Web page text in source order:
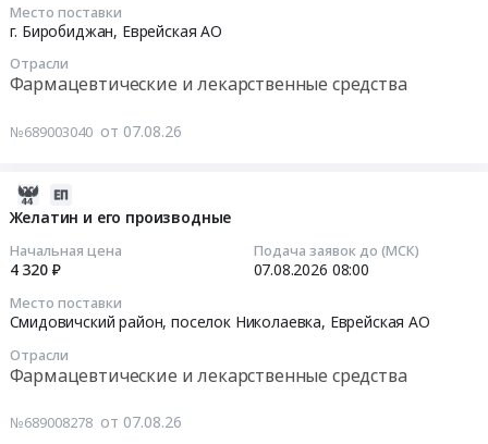
Место поставки
г. Биробиджан, Еврейская АО
Отрасли
Фармацевтические и лекарственные средства
№689003040 от 07.08.26
Желатин и его производные
Начальная цена
4 320 ₽
Подача заявок до (МСК)
07.08.2026 08:00
Место поставки
Смидовичский район, поселок Николаевка, Еврейская АО
Отрасли
Фармацевтические и лекарственные средства
№689008278 от 07.08.26